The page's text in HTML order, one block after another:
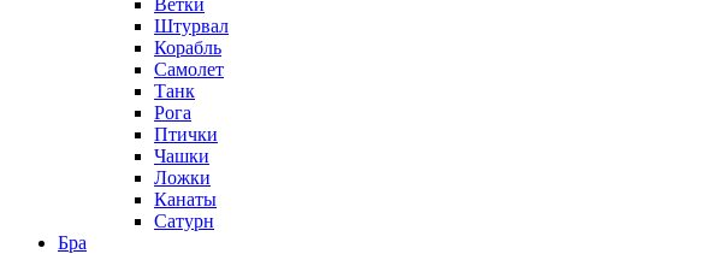
Ветки
Штурвал
Корабль
Самолет
Танк
Рога
Птички
Чашки
Ложки
Канаты
Сатурн
Бра